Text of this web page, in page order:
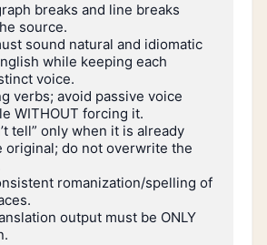
breaks and line breaks
source.
sound natural and idiomatic
while keeping each
voice.
verbs; avoid passive voice
WITHOUT forcing it.
tell” only when it is already
original; do not overwrite the
romanization/spelling of
output must be ONLY